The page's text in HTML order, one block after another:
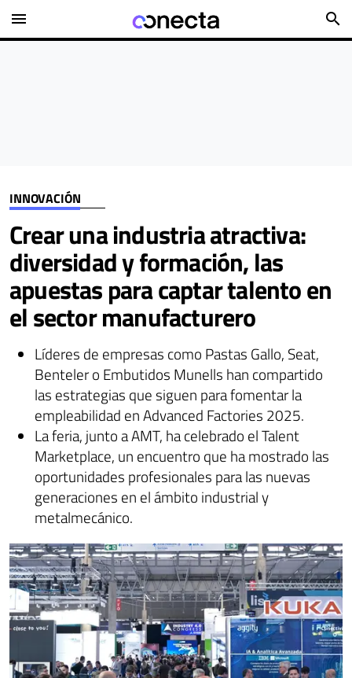
menu search
INNOVACIÓN
Crear una industria atractiva:
diversidad y formación, las
apuestas para captar talento en
el sector manufacturero
Líderes de empresas como Pastas Gallo, Seat,
Benteler o Embutidos Munells han compartido
las estrategias que siguen para fomentar la
empleabilidad en Advanced Factories 2025.
La feria, junto a AMT, ha celebrado el Talent
Marketplace, un encuentro que ha mostrado las
oportunidades profesionales para las nuevas
generaciones en el ámbito industrial y
metalmecánico.